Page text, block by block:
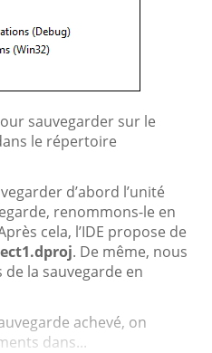
sauvegarder sur le
le répertoire
d’abord l’unité
renommons-le en
cela, l’IDE propose de
. De même, nous
la sauvegarde en
achevé, on
dans...